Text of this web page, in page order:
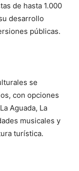
de hasta 1.000
desarrollo
públicas.
se
con opciones
Aguada, La
musicales y
turística.